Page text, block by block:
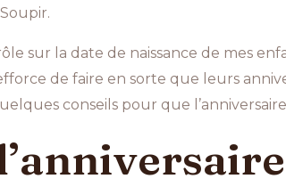
sur la date de naissance de mes
de faire en sorte que leurs
conseils pour que